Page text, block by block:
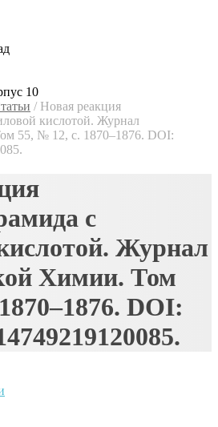
10
/Новая реакция
кислотой. Журнал
55, № 12, с. 1870–1876. DOI:
с
Журнал
Химии. Том
DOI: